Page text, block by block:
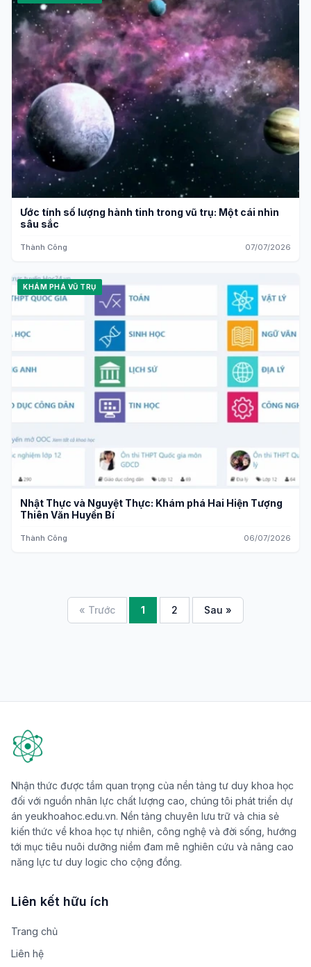
Ước tính số lượng hành tinh trong vũ trụ: Một cái nhìn
sâu sắc
Thành Công 07/07/2026
KHÁM PHÁ VŨ TRỤ
Nhật Thực và Nguyệt Thực: Khám phá Hai Hiện Tượng
Thiên Văn Huyền Bí
Thành Công 06/07/2026
« Trước 1 2 Sau »
Nhận thức được tầm quan trọng của nền tảng tư duy khoa học
đối với nguồn nhân lực chất lượng cao, chúng tôi phát triển dự
án yeukhoahoc.edu.vn. Nền tảng chuyên lưu trữ và chia sẻ
kiến thức về khoa học tự nhiên, công nghệ và đời sống, hướng
tới mục tiêu nuôi dưỡng niềm đam mê nghiên cứu và nâng cao
năng lực tư duy logic cho cộng đồng.
Liên kết hữu ích
Trang chủ
Liên hệ